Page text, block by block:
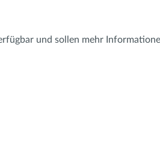
und sollen mehr